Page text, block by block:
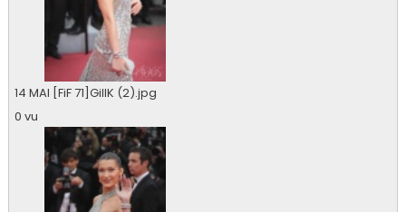
14 MAI [FiF 71]GillK (2).jpg
0 vu